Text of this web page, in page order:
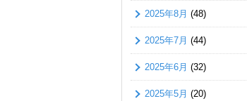
2025年8月 (48)
2025年7月 (44)
2025年6月 (32)
2025年5月 (20)